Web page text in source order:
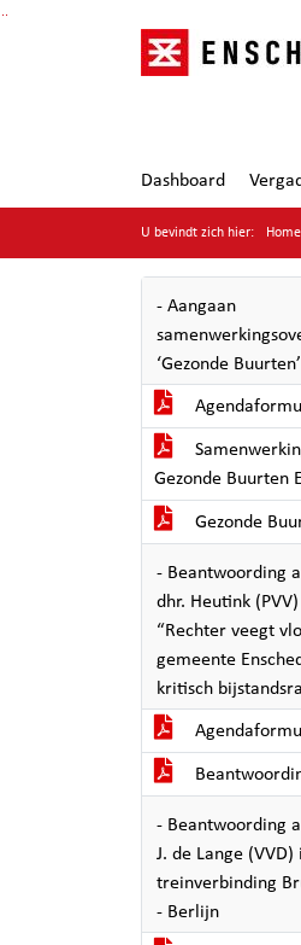
Ga naar de inhoud van deze pagina
Ga naar het zoeken
Ga naar het menu
Dashboard
U bevindt zich hier: Home
- Aangaan
‘Gezonde Buurten’
Gezonde Buurten
Gezonde
- Beantwoording
dhr. Heutink
“Rechter veegt
gemeente
kritisch
- Beantwoording
J. de Lange (VVD)
treinverbinding
- Berlijn